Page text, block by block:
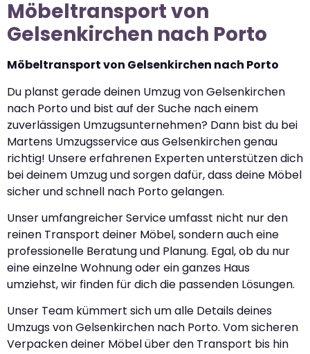
Möbeltransport von
Gelsenkirchen nach Porto
Möbeltransport von Gelsenkirchen nach Porto
Du planst gerade deinen Umzug von Gelsenkirchen
nach Porto und bist auf der Suche nach einem
zuverlässigen Umzugsunternehmen? Dann bist du bei
Martens Umzugsservice aus Gelsenkirchen genau
richtig! Unsere erfahrenen Experten unterstützen dich
bei deinem Umzug und sorgen dafür, dass deine Möbel
sicher und schnell nach Porto gelangen.
Unser umfangreicher Service umfasst nicht nur den
reinen Transport deiner Möbel, sondern auch eine
professionelle Beratung und Planung. Egal, ob du nur
eine einzelne Wohnung oder ein ganzes Haus
umziehst, wir finden für dich die passenden Lösungen.
Unser Team kümmert sich um alle Details deines
Umzugs von Gelsenkirchen nach Porto. Vom sicheren
Verpacken deiner Möbel über den Transport bis hin